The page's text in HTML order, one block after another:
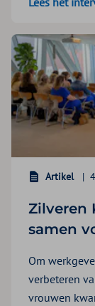
Artikel
Zilveren
samen
Om
verbeteren
vrouwen